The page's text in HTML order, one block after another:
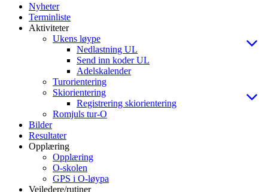
Nyheter
Terminliste
Aktiviteter
Ukens løype
Nedlastning UL
Send inn koder UL
Adelskalender
Turorientering
Skiorientering
Registrering skiorientering
Romjuls tur-O
Bilder
Resultater
Opplæring
Opplæring
O-skolen
GPS i O-løypa
Veiledere/rutiner